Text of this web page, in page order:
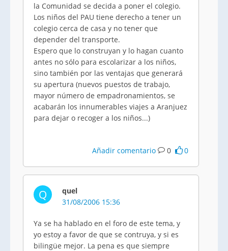
la Comunidad se decida a poner el colegio.
Los niños del PAU tiene derecho a tener un
colegio cerca de casa y no tener que
depender del transporte.
Espero que lo construyan y lo hagan cuanto
antes no sólo para escolarizar a los niños,
sino también por las ventajas que generará
su apertura (nuevos puestos de trabajo,
mayor número de empadronamientos, se
acabarán los innumerables viajes a Aranjuez
para dejar o recoger a los niños...)
Añadir comentario 0 0
Q
quel
31/08/2006 15:36
Ya se ha hablado en el foro de este tema, y
yo estoy a favor de que se contruya, y si es
bilingüe mejor. La pena es que siempre